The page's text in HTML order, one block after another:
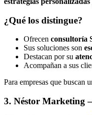
¿Qué los distingue?
Ofrecen consultoría
Sus soluciones son
Destacan por su
Acompañan a sus
Para empresas que buscan
3. Néstor Marketing